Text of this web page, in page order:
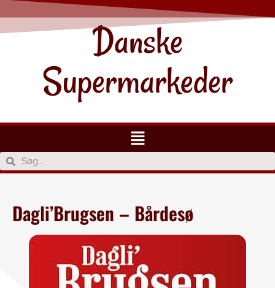
Danske
Supermarkeder
Dagli’Brugsen – Bårdesø